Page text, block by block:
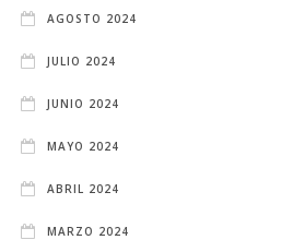
AGOSTO 2024
JULIO 2024
JUNIO 2024
MAYO 2024
ABRIL 2024
MARZO 2024